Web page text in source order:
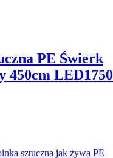
PE Świerk
450cm LED1750